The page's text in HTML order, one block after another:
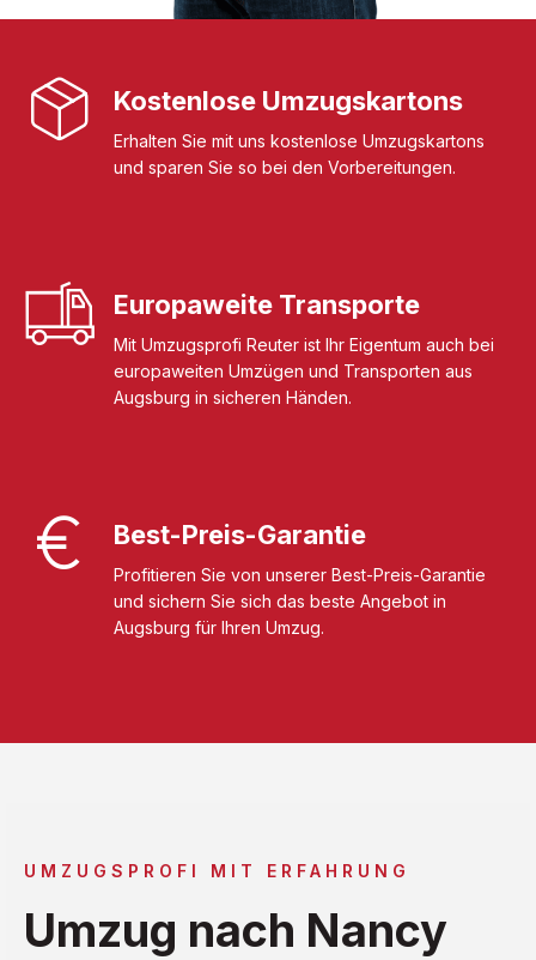
Kostenlose Umzugskartons
Erhalten Sie mit uns kostenlose Umzugskartons
und sparen Sie so bei den Vorbereitungen.
Europaweite Transporte
Mit Umzugsprofi Reuter ist Ihr Eigentum auch bei
europaweiten Umzügen und Transporten aus
Augsburg in sicheren Händen.
Best-Preis-Garantie
Profitieren Sie von unserer Best-Preis-Garantie
und sichern Sie sich das beste Angebot in
Augsburg für Ihren Umzug.
UMZUGSPROFI MIT ERFAHRUNG
Umzug nach Nancy